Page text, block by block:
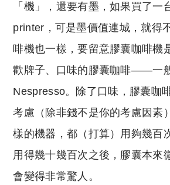
「機」，還要有墨，如果買了一
printer，可是墨價值連城，就得
啡機也一樣，要留意膠囊咖啡機
歡牌子、口味的膠囊咖啡——一
Nespresso。除了口味，膠囊咖
考慮（除非錢不是你的考慮因素
樣的機器，都（打算）用夠幾百
用得幾十幾百次之後，膠囊本來
會變得非常驚人。